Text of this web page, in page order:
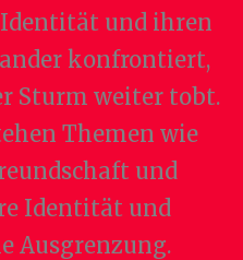
und ihren
konfrontiert,
Sturm weiter tobt.
Themen wie
und
Identität und
Ausgrenzung.